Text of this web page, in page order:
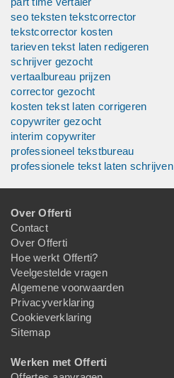
seo teksten tekstcorrector
tekstcorrector kosten
tarieven tekst laten redigeren
schrijver gezocht
vertaalbureau prijzen
corrector gezocht
kosten tekst laten corrigeren
copywriter gezocht
interim copywriter
professioneel tekstbureau
professionele tekst laten schrijven
Over Offerti
Contact
Over Offerti
Hoe werkt Offerti?
Veelgestelde vragen
Algemene voorwaarden
Privacyverklaring
Cookieverklaring
Sitemap
Werken met Offerti